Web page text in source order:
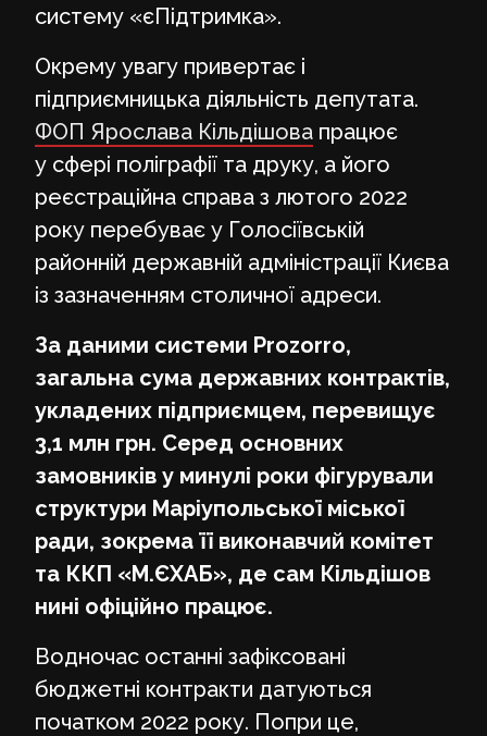
систему «єПідтримка».
Окрему увагу привертає і
підприємницька діяльність депутата.
ФОП Ярослава Кільдішова працює
у сфері поліграфії та друку, а його
реєстраційна справа з лютого 2022
року перебуває у Голосіївській
районній державній адміністрації Києва
із зазначенням столичної адреси.
За даними системи Prozorro,
загальна сума державних контрактів,
укладених підприємцем, перевищує
3,1 млн грн. Серед основних
замовників у минулі роки фігурували
структури Маріупольської міської
ради, зокрема її виконавчий комітет
та ККП «М.ЄХАБ», де сам Кільдішов
нині офіційно працює.
Водночас останні зафіксовані
бюджетні контракти датуються
початком 2022 року. Попри це,